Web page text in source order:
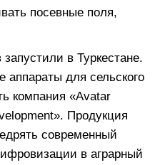
посевные поля,
в Туркестане.
аппараты для сельского
компания «Avatar
Продукция
современный
в аграрный